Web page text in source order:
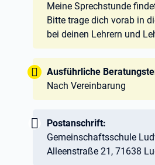
Meine Sprechstunde
Bitte trage dich vorab in
bei deinen Lehrern und
Tipp:
Ausführliche
Nach Vereinbarung
Wichtig:
Postanschrift:
Gemeinschaftsschule
Alleenstraße 21, 71638